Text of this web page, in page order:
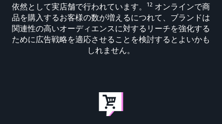
依然として実店舗で行われています。
12 オンラインで商
品を購入するお客様の数が増えるにつれて、ブランドは
関連性の高いオーディエンスに対するリーチを強化する
ために広告戦略を適応させることを検討するとよいかも
しれません。